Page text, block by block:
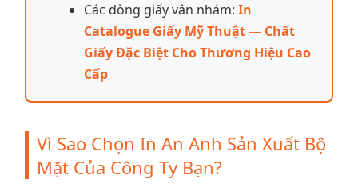
Các dòng giấy vân nhám: In
Catalogue Giấy Mỹ Thuật — Chất
Giấy Đặc Biệt Cho Thương Hiệu Cao
Cấp
Vì Sao Chọn In An Anh Sản Xuất Bộ
Mặt Của Công Ty Bạn?